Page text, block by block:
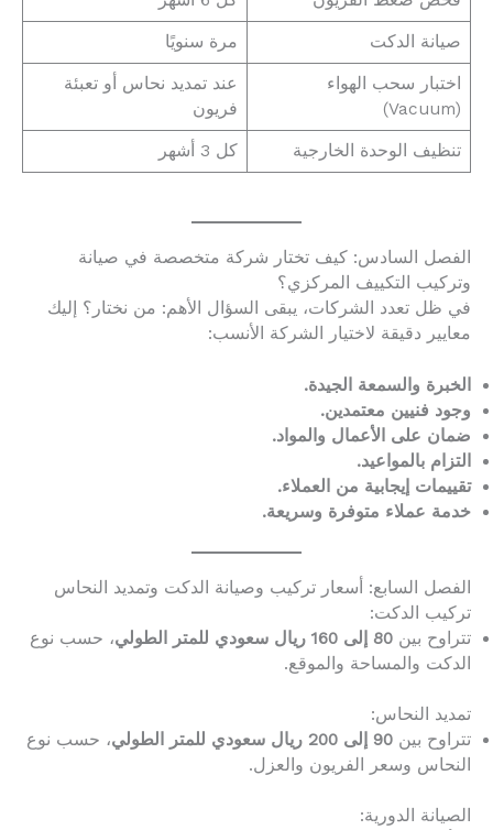
صيانة الدكت مرة سنويًا
اختبار سحب الهواء
(Vacuum)
عند تمديد نحاس أو تعبئة
فريون
تنظيف الوحدة الخارجية كل 3 أشهر
الفصل السادس: كيف تختار شركة متخصصة في صيانة
وتركيب التكييف المركزي؟
في ظل تعدد الشركات، يبقى السؤال الأهم: من نختار؟ إليك
معايير دقيقة لاختيار الشركة الأنسب:
الخبرة والسمعة الجيدة.
وجود فنيين معتمدين.
ضمان على الأعمال والمواد.
التزام بالمواعيد.
تقييمات إيجابية من العملاء.
خدمة عملاء متوفرة وسريعة.
الفصل السابع: أسعار تركيب وصيانة الدكت وتمديد النحاس
تركيب الدكت:
تتراوح بين 80 إلى 160 ريال سعودي للمتر الطولي
، حسب نوع
الدكت والمساحة والموقع.
تمديد النحاس:
تتراوح بين 90 إلى 200 ريال سعودي للمتر الطولي
، حسب نوع
النحاس وسعر الفريون والعزل.
الصيانة الدورية: